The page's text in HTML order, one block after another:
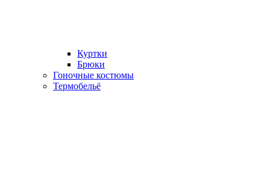
Куртки
Брюки
Гоночные костюмы
Термобельё